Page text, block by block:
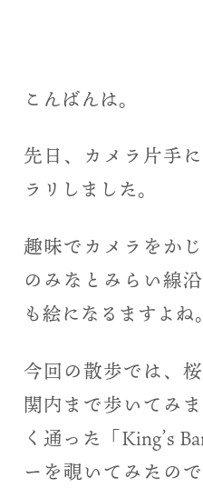
こんばんは。
先日、カメラ片手
ラリしました。
趣味でカメラをか
のみなとみらい線
も絵になるますよね。
今回の散歩では、
関内まで歩いてみ
く通った「King’s
ーを覗いてみたの